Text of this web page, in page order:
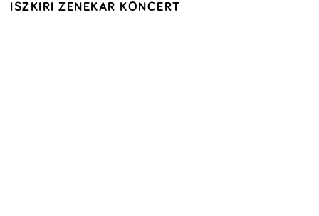
ISZKIRI ZENEKAR KONCERT